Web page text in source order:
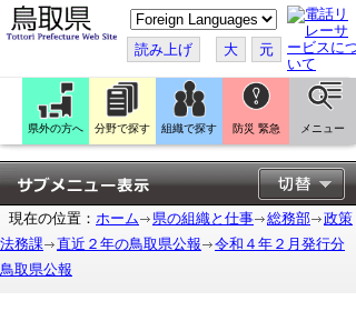
こ
の
ペ
ー
ジ
翻
訳
す
る
読み上げ 大 元
県外の方へ 分野で探す 組織で探す 防災 緊急 メニュー
現在の位置： ホーム 県の組織と仕事 総務部
政策
法務課
直近２年の鳥取県公報
令和４年２月発行分
鳥取県公報